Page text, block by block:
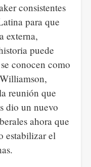
consistentes
para que
externa,
puede
conocen como
reunión que
dio un nuevo
ahora que
estabilizar el